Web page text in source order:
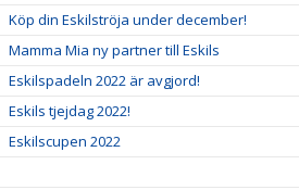
Köp din Eskilströja under december!
Mamma Mia ny partner till Eskils
Eskilspadeln 2022 är avgjord!
Eskils tjejdag 2022!
Eskilscupen 2022